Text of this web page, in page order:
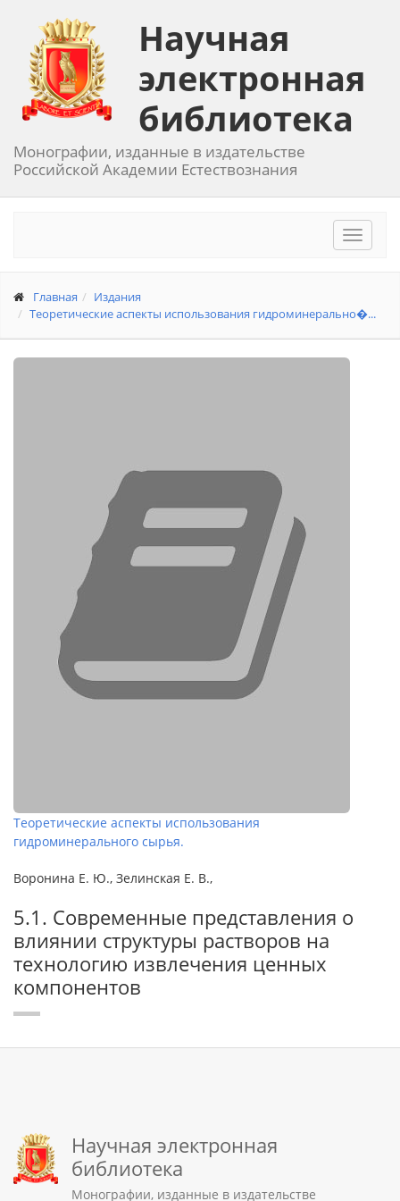
Научная
электронная
библиотека
Монографии, изданные в издательстве
Российской Академии Естествознания
Toggle
Главная
Издания
Теоретические аспекты использования гидроминерально�...
Теоретические аспекты использования
гидроминерального сырья.
Воронина Е. Ю., Зелинская Е. В.,
5.1. Современные представления о
влиянии структуры растворов на
технологию извлечения ценных
компонентов
Научная электронная
библиотека
Монографии, изданные в издательстве